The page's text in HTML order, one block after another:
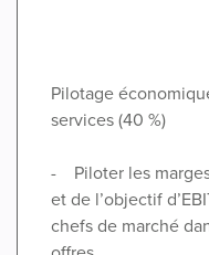
Pilotage
services (40 %)
- Piloter les
et de l’objectif
chefs de marché